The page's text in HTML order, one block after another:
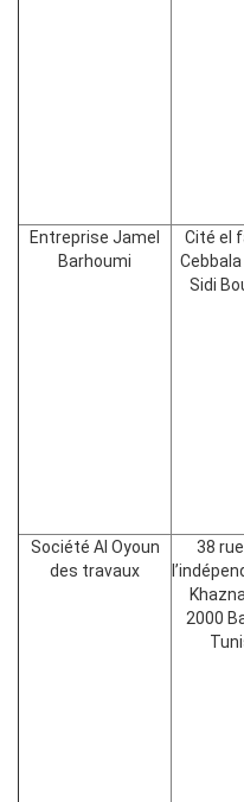
Entreprise Jamel
Barhoumi
Cité el
Sidi
Société Al Oyoun
des travaux
38
2000